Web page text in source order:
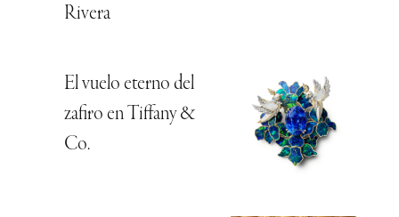
Rivera
El vuelo eterno del
zafiro en Tiffany &
Co.